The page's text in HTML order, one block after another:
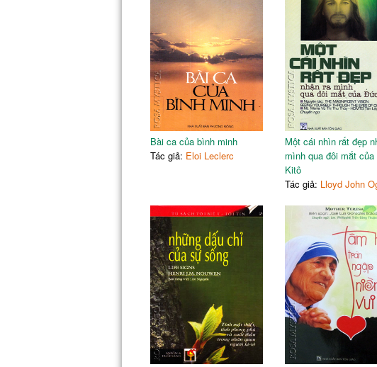
Bài ca của bình minh
Tác giả: Eloi Leclerc
Một cái nhìn rất đẹp
mình qua đôi mắt
Kitô
Tác giả: Lloyd John